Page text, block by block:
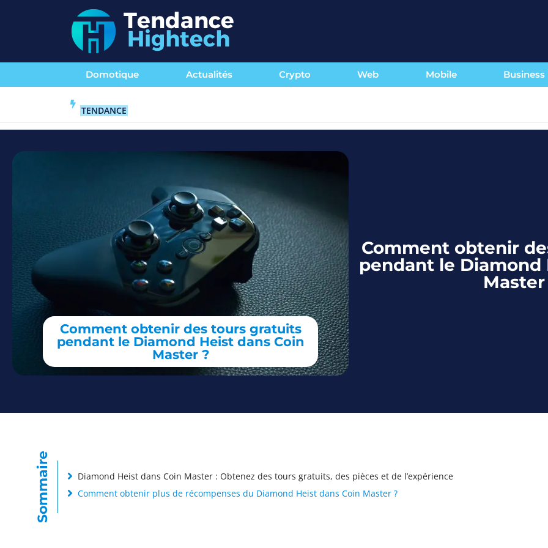
Domotique Actualités Crypto Web Mobile Business
TENDANCE
Comment obtenir des tours gratuits
pendant le Diamond Heist dans Coin
Master ?
Comment obtenir
pendant le Diamond
Master
Sommaire
Diamond Heist dans Coin Master : Obtenez des tours gratuits, des pièces et de l’expérience
Comment obtenir plus de récompenses du Diamond Heist dans Coin Master ?